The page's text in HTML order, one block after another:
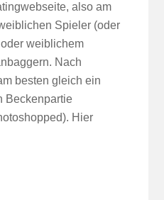
also am
Spieler (oder
weiblichem
Nach
besten gleich ein
Beckenpartie
Hier